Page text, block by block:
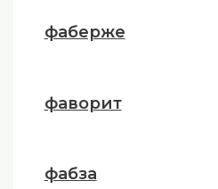
фаберже
фаворит
фабза